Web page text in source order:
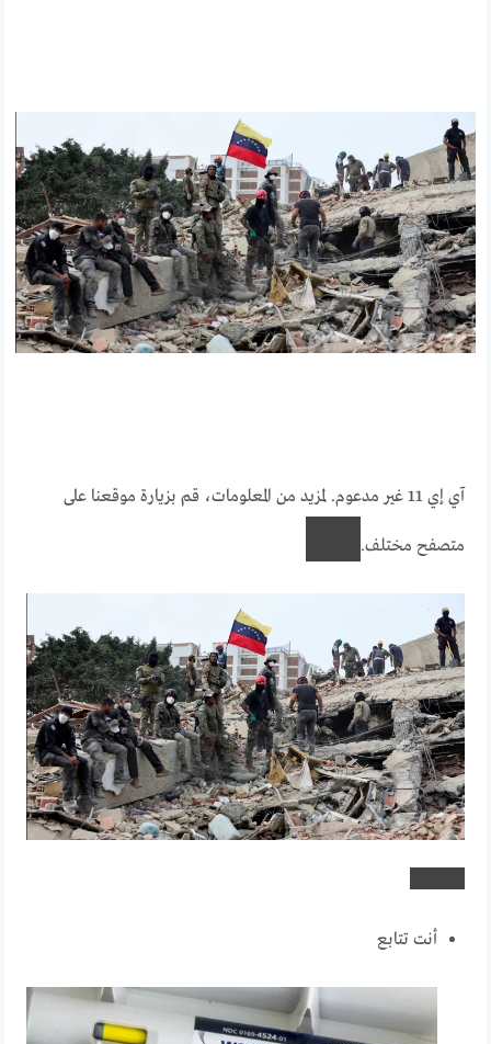
آي إي 11 غير مدعوم. لمزيد من المعلومات، قم بزيارة موقعنا على
متصفح مختلف.
أنت تتابع